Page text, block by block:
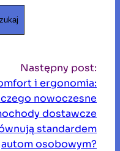
Następny post:
i ergonomia:
nowoczesne
dostawcze
standardem
autom osobowym?